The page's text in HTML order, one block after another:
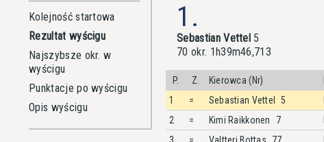
Kolejność startowa
Rezultat wyścigu
Najszybsze okr. w
wyścigu
Punktacje po wyścigu
Opis wyścigu
1.
Sebastian Vettel 5
70 okr. 1h39m46,713
P. Z. Kierowca (Nr)
1
= Sebastian Vettel 5
2
= Kimi Raikkonen 7